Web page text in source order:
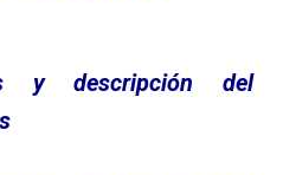
y descripción del